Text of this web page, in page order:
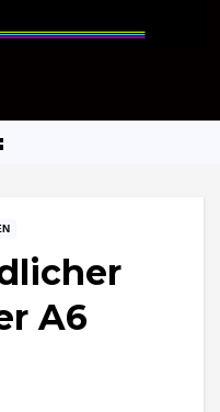
A6